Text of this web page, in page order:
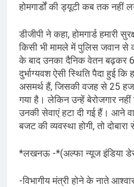
होमगार्डों की ड्यूटी कब तक नहीं
डीजीपी ने कहा, होमगार्ड हमारी
किसी भी मामले में पुलिस जवान
के बाद उनका दैनिक वेतन बढ़कर
दुर्भाग्यवश ऐसी स्थिति पैदा हुई
असमर्थ हैं, जिसकी वजह से 25
गया है। लेकिन उन्हें बेरोजगार
उनकी सेवाएं हटा दी गई हैं। आने
बजट की व्यवस्था होगी, तो
*लखनऊ -*(अल्फा न्यूज इंडिया
-विभागीय मंत्री होने के नाते